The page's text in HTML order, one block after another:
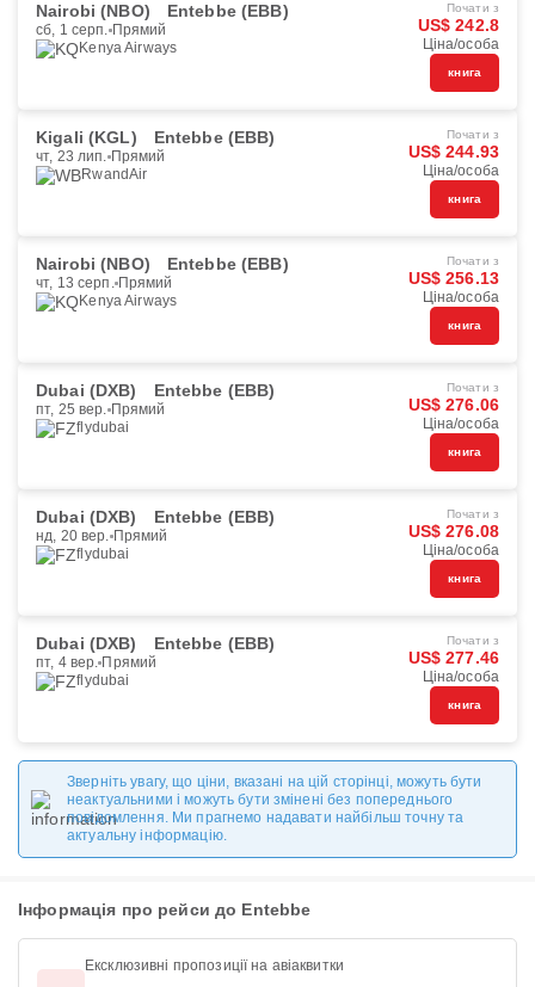
Nairobi (NBO) Entebbe (EBB)
сб, 1 серп. Прямий
Kenya Airways
Почати з
US$ 242.8
Ціна/особа
книга
Kigali (KGL) Entebbe (EBB)
чт, 23 лип. Прямий
RwandAir
Почати з
US$ 244.93
Ціна/особа
книга
Nairobi (NBO) Entebbe (EBB)
чт, 13 серп. Прямий
Kenya Airways
Почати з
US$ 256.13
Ціна/особа
книга
Dubai (DXB) Entebbe (EBB)
пт, 25 вер. Прямий
flydubai
Почати з
US$ 276.06
Ціна/особа
книга
Dubai (DXB) Entebbe (EBB)
нд, 20 вер. Прямий
flydubai
Почати з
US$ 276.08
Ціна/особа
книга
Dubai (DXB) Entebbe (EBB)
пт, 4 вер. Прямий
flydubai
Почати з
US$ 277.46
Ціна/особа
книга
Зверніть увагу, що ціни, вказані на цій сторінці, можуть бути
неактуальними і можуть бути змінені без попереднього
повідомлення. Ми прагнемо надавати найбільш точну та
актуальну інформацію.
Інформація про рейси до Entebbe
Ексклюзивні пропозиції на авіаквитки